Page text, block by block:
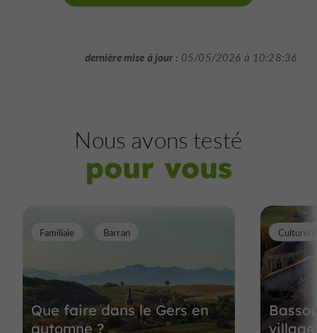
dernière mise à jour : 05/05/2026 à 10:28:36
Nous avons testé
pour vous
Que faire dans le Gers en
automne ?
Familiale Barran